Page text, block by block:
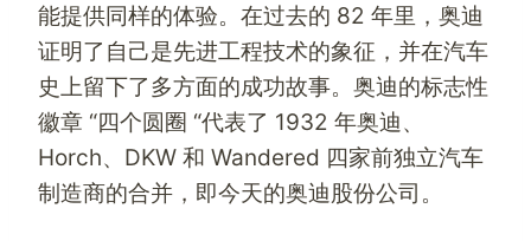
能提供同样的体验。在过去的 82 年里，奥迪
证明了自己是先进工程技术的象征，并在汽车
史上留下了多方面的成功故事。奥迪的标志性
徽章 “四个圆圈 “代表了 1932 年奥迪、
Horch、DKW 和 Wandered 四家前独立汽车
制造商的合并，即今天的奥迪股份公司。